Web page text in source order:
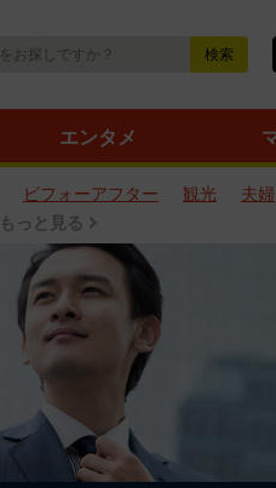
エンタメ
ビフォーアフター 観光 夫婦
もっと見る